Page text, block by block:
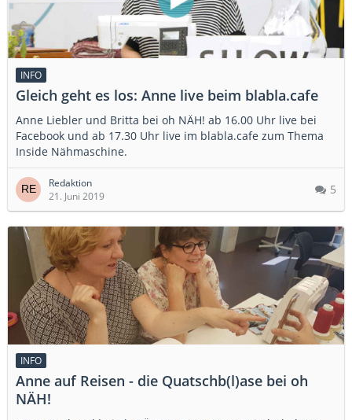
INFO
Gleich geht es los: Anne live beim blabla.cafe
Anne Liebler und Britta bei oh NÄH! ab 16.00 Uhr live bei
Facebook und ab 17.30 Uhr live im blabla.cafe zum Thema
Inside Nähmaschine.
Redaktion
21. Juni 2019
5
INFO
Anne auf Reisen - die Quatschb(l)ase bei oh
NÄH!